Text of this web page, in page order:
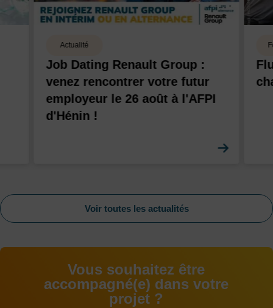
Actualité
Job Dating Renault Group :
venez rencontrer votre futur
employeur le 26 août à l'AFPI
d'Hénin !
Voir toutes les actualités
Vous souhaitez être
accompagné(e) dans votre
projet ?